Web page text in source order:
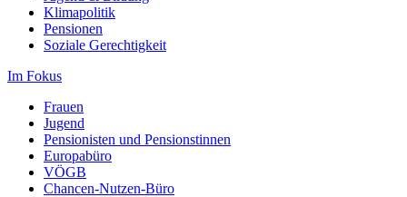
Klimapolitik
Pensionen
Soziale Gerechtigkeit
Im Fokus
Frauen
Jugend
Pensionisten und Pensionstinnen
Europabüro
VÖGB
Chancen-Nutzen-Büro